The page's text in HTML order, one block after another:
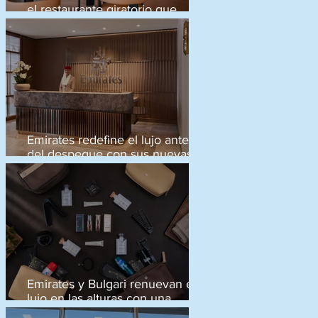
el restaurante giratorio que
redefine la experiencia gourmet
en Europa
Emirates redefine el lujo antes
del despegue con sus nuevas
salas VIP
Emirates y Bulgari renuevan el
lujo en las alturas con una
exclusiva colección de